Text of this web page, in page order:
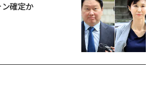
確定か